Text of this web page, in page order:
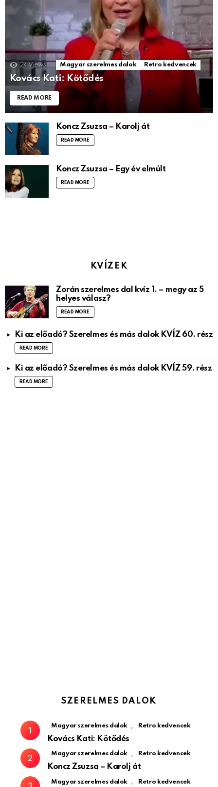
2k Views Magyar szerelmes dalok Retro kedvencek
Kovács Kati: Kötődés
READ MORE
Koncz Zsuzsa – Karolj át
READ MORE
Koncz Zsuzsa – Egy év elmúlt
READ MORE
KVÍZEK
Zorán szerelmes dal kvíz 1. – megy az 5
helyes válasz?
READ MORE
Ki az előadó? Szerelmes és más dalok KVÍZ 60. rész
READ MORE
Ki az előadó? Szerelmes és más dalok KVÍZ 59. rész
READ MORE
SZERELMES DALOK
Magyar szerelmes dalok , Retro kedvencek
Kovács Kati: Kötődés
Magyar szerelmes dalok , Retro kedvencek
Koncz Zsuzsa – Karolj át
Magyar szerelmes dalok , Retro kedvencek